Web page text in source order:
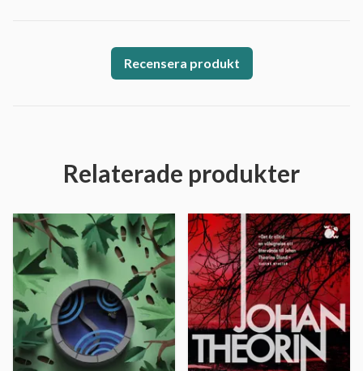
Recensera produkt
Relaterade produkter